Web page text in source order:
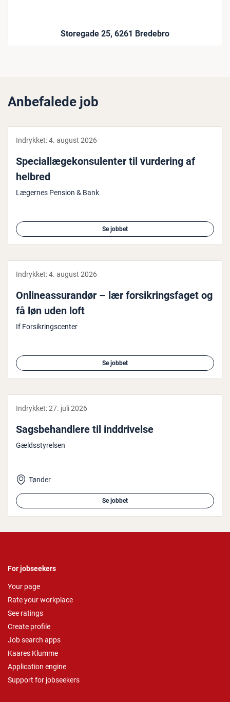
Storegade 25, 6261 Bredebro
Anbefalede job
Indrykket:4. august 2026
Spe­ci­al­læge­kon­su­len­ter til vurdering af
helbred
Lægernes Pension & Bank
Se jobbet
Indrykket:4. august 2026
On­li­ne­as­su­ran­dør – lær for­sik­rings­fa­get og
få løn uden loft
If Forsikringscenter
Se jobbet
Indrykket:27. juli 2026
Sags­be­hand­le­re til ind­dri­vel­se
Gældsstyrelsen
Tønder
Se jobbet
For jobseekers
Your page
Rate your workplace
See ratings
Create profile
Job search apps
Kaares Klumme
Application engine
Support for jobseekers